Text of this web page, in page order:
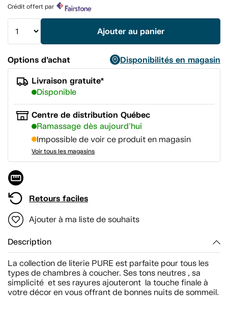
vers
la
Crédit offert par
Ajouter au panier
Options d’achat
Disponibilités en magasin
Livraison gratuite*
Disponible
Centre de distribution Québec
Ramassage dès aujourd'hui
Impossible de voir ce produit en magasin
Voir tous les magasins
Retours faciles
Ajouter à ma liste de souhaits
Description
La collection de literie PURE est parfaite pour tous les
types de chambres à coucher. Ses tons neutres , sa
simplicité et ses rayures ajouteront la touche finale à
votre décor en vous offrant de bonnes nuits de sommeil.